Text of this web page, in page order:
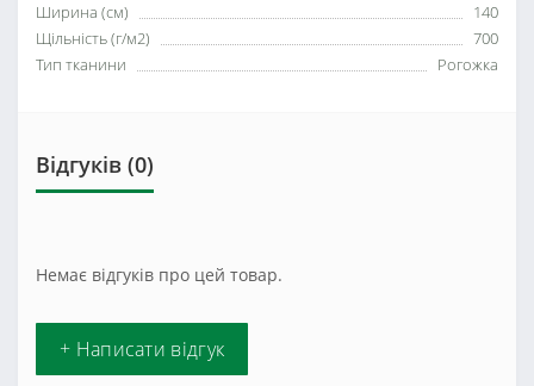
Ширина (см)
140
Щільність (г/м2)
700
Тип тканини
Рогожка
Відгуків (0)
Немає відгуків про цей товар.
+ Написати відгук